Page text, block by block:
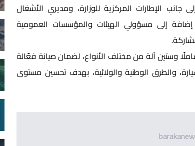
جانب الإطارات المركزية للوزارة، ومديري الأشغال
إضافة إلى مسؤولي الهيئات والمؤسسات العمومية
وستين آلة من مختلف الأنواع، لضمان صيانة فعّالة
والطرق الوطنية والولائية، بهدف تحسين مستوى